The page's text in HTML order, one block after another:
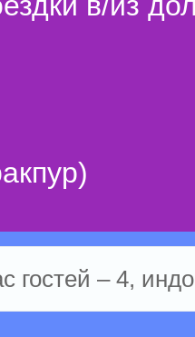
гостей – 4,